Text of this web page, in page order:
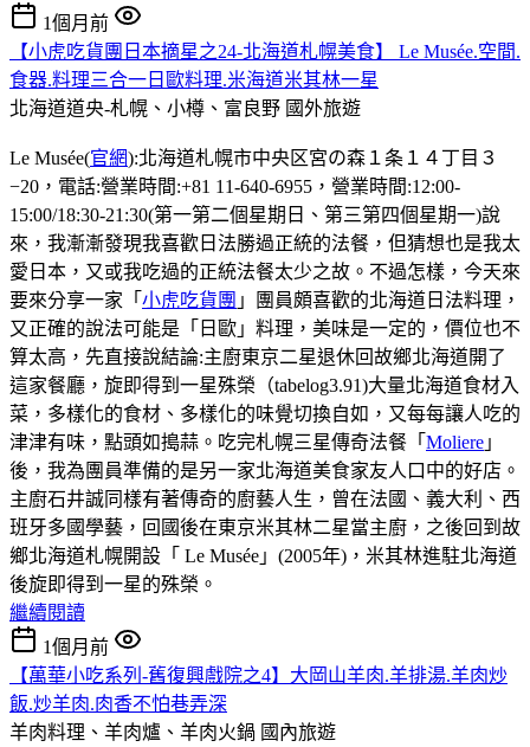
1個月前
【小虎吃貨團日本摘星之24-北海道札幌美食】 Le Musée.空間.
食器.料理三合一日歐料理.米海道米其林一星
北海道道央-札幌、小樽、富良野 國外旅遊
Le Musée(官網):北海道札幌市中央区宮の森１条１４丁目３
−20，電話:營業時間:+81 11-640-6955，營業時間:12:00-
15:00/18:30-21:30(第一第二個星期日、第三第四個星期一)說
來，我漸漸發現我喜歡日法勝過正統的法餐，但猜想也是我太
愛日本，又或我吃過的正統法餐太少之故。不過怎樣，今天來
要來分享一家「 小虎吃貨團 」團員頗喜歡的北海道日法料理，
又正確的說法可能是「日歐」料理，美味是一定的，價位也不
算太高，先直接說結論:主廚東京二星退休回故鄉北海道開了
這家餐廳，旋即得到一星殊榮（tabelog3.91)大量北海道食材入
菜，多樣化的食材、多樣化的味覺切換自如，又每每讓人吃的
津津有味，點頭如搗蒜。吃完札幌三星傳奇法餐「 Moliere 」
後，我為團員準備的是另一家北海道美食家友人口中的好店。
主廚石井誠同樣有著傳奇的廚藝人生，曾在法國、義大利、西
班牙多國學藝，回國後在東京米其林二星當主廚，之後回到故
鄉北海道札幌開設「 Le Musée」(2005年)，米其林進駐北海道
後旋即得到一星的殊榮。
繼續閱讀
1個月前
【萬華小吃系列-舊復興戲院之4】大岡山羊肉.羊排湯.羊肉炒
飯.炒羊肉.肉香不怕巷弄深
羊肉料理、羊肉爐、羊肉火鍋 國內旅遊